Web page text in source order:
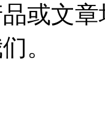
或文
。